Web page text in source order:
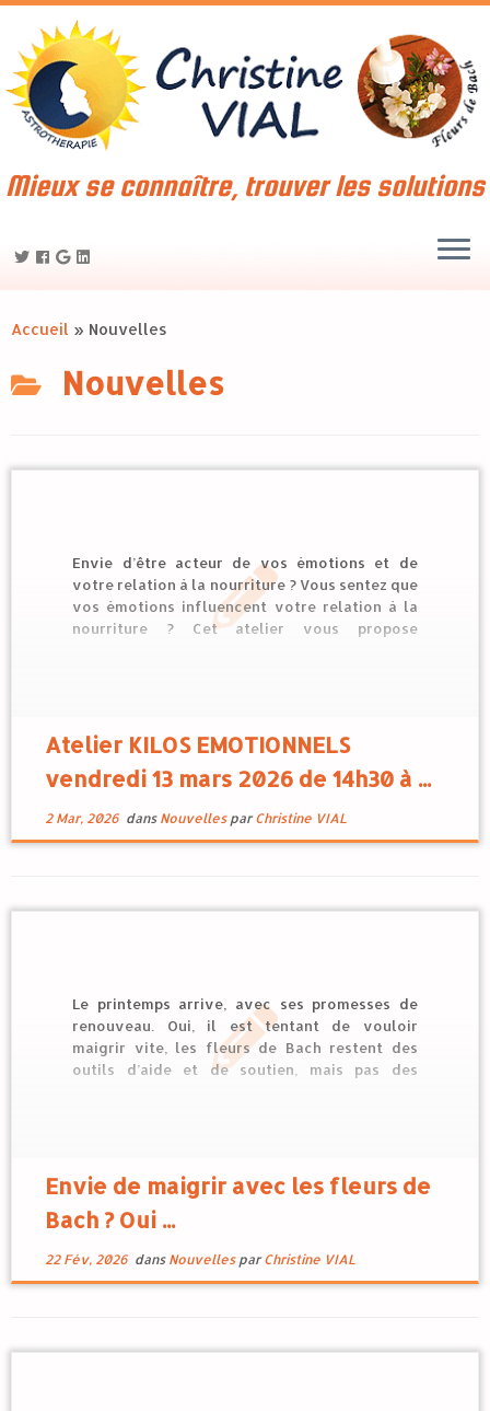
Mieux se connaître, trouver les solutions
Accueil » Nouvelles
Nouvelles
Envie d’être acteur de vos émotions et de
votre relation à la nourriture ? Vous sentez que
vos émotions influencent votre relation à la
nourriture ? Cet atelier vous propose
Atelier KILOS EMOTIONNELS
vendredi 13 mars 2026 de 14h30 à ...
2 Mar, 2026dans Nouvelles parChristine VIAL
Le printemps arrive, avec ses promesses de
renouveau. Oui, il est tentant de vouloir
maigrir vite, les fleurs de Bach restent des
outils d’aide et de soutien, mais pas des
Envie de maigrir avec les fleurs de
Bach ? Oui ...
22 Fév, 2026dans Nouvelles parChristine VIAL